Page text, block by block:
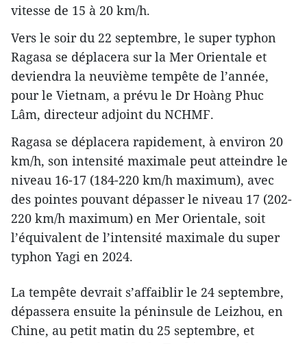
vitesse de 15 à 20 km/h.
Vers le soir du 22 septembre, le super typhon
Ragasa se déplacera sur la Mer Orientale et
deviendra la neuvième tempête de l’année,
pour le Vietnam, a prévu le Dr Hoàng Phuc
Lâm, directeur adjoint du NCHMF.
Ragasa se déplacera rapidement, à environ 20
km/h, son intensité maximale peut atteindre le
niveau 16-17 (184-220 km/h maximum), avec
des pointes pouvant dépasser le niveau 17 (202-
220 km/h maximum) en Mer Orientale, soit
l’équivalent de l’intensité maximale du super
typhon Yagi en 2024.
La tempête devrait s’affaiblir le 24 septembre,
dépassera ensuite la péninsule de Leizhou, en
Chine, au petit matin du 25 septembre, et